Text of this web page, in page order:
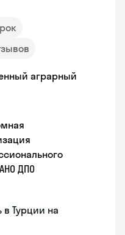
аграрный
ДПО
Турции на